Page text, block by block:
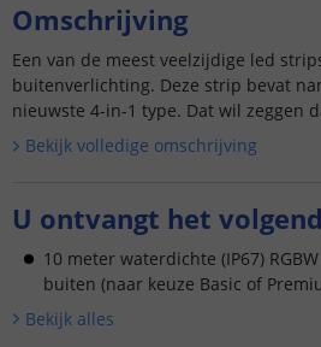
Omschrijving
Een van de meest veelzijdige led
buitenverlichting. Deze strip bevat
nieuwste 4-in-1 type. Dat wil zeggen
Bekijk volledige omschrijving
U ontvangt het
10 meter waterdichte (IP67)
buiten (naar keuze Basic of
Bekijk alles